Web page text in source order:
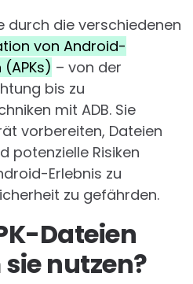
durch die verschiedenen
von Android-
– von der
bis zu
mit ADB. Sie
vorbereiten, Dateien
potenzielle Risiken
Erlebnis zu
zu gefährden.
Dateien
nutzen?